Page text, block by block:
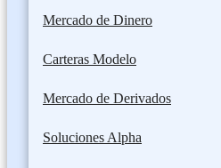
Mercado de Dinero
Carteras Modelo
Mercado de Derivados
Soluciones Alpha